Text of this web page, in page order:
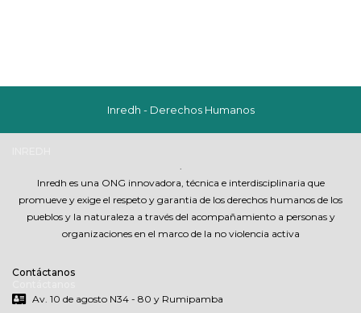
Inredh - Derechos Humanos
Inredh es una ONG innovadora, técnica e interdisciplinaria que
promueve y exige el respeto y garantia de los derechos humanos de los
pueblos y la naturaleza a través del acompañamiento a personas y
organizaciones en el marco de la no violencia activa
Contáctanos
Av. 10 de agosto N34 - 80 y Rumipamba